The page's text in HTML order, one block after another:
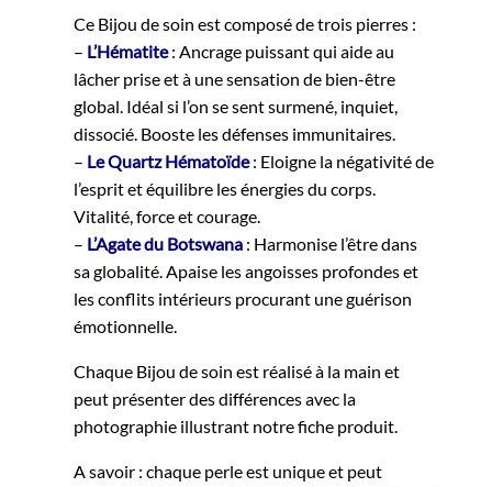
Ce Bijou de soin est composé de trois pierres :
– L’Hématite: Ancrage puissant qui aide au
lâcher prise et à une sensation de bien-être
global. Idéal si l’on se sent surmené, inquiet,
dissocié. Booste les défenses immunitaires.
– Le Quartz Hématoïde: Eloigne la négativité de
l’esprit et équilibre les énergies du corps.
Vitalité, force et courage.
– L’Agate du Botswana : Harmonise l’être dans
sa globalité. Apaise les angoisses profondes et
les conflits intérieurs procurant une guérison
émotionnelle.
Chaque Bijou de soin est réalisé à la main et
peut présenter des différences avec la
photographie illustrant notre fiche produit.
A savoir : chaque perle est unique et peut